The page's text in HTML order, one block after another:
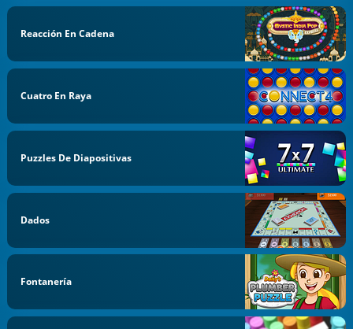
Reacción En Cadena
Cuatro En Raya
Puzzles De Diapositivas
Dados
Fontanería